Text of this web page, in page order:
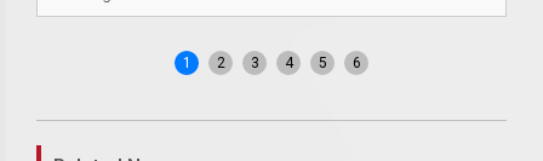
1 2 3 4 5 6